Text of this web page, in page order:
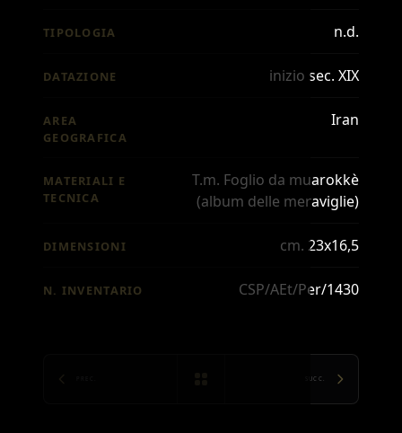
TIPOLOGIA n.d.
DATAZIONE inizio sec. XIX
AREA
GEOGRAFICA
Iran
MATERIALI E
TECNICA
T.m. Foglio da muarokkè
(album delle meraviglie)
DIMENSIONI cm. 23x16,5
N. INVENTARIO CSP/AEt/Per/1430
SUCC.